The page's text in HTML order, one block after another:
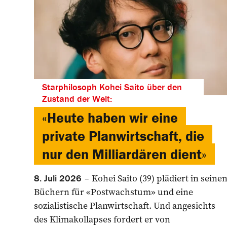
Starphilosoph Kohei Saito über den
Zustand der Welt:
«Heute haben wir eine
private Planwirtschaft, die
nur den Milliardären dient»
8. Juli 2026
Kohei Saito (39) plädiert in seinen
Büchern für «Postwachstum» und eine
sozialistische Planwirtschaft. Und angesichts
des Klimakollapses fordert er von